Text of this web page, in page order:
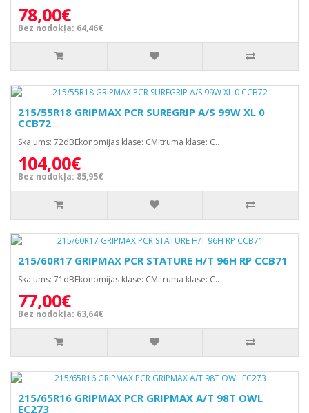
78,00€
Bez nodokļa: 64,46€
215/55R18 GRIPMAX PCR SUREGRIP A/S 99W XL 0
CCB72
Skaļums: 72dBEkonomijas klase: CMitruma klase: C..
104,00€
Bez nodokļa: 85,95€
215/60R17 GRIPMAX PCR STATURE H/T 96H RP CCB71
Skaļums: 71dBEkonomijas klase: CMitruma klase: C..
77,00€
Bez nodokļa: 63,64€
215/65R16 GRIPMAX PCR GRIPMAX A/T 98T OWL
EC273